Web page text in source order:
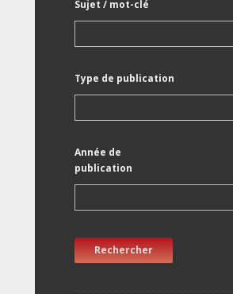
Sujet / mot-clé
Type de publication
Année de
publication
Rechercher